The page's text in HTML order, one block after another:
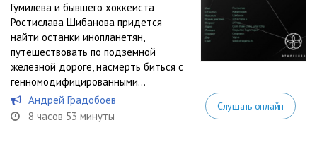
Гумилева и бывшего хоккеиста
Ростислава Шибанова придется
найти останки инопланетян,
путешествовать по подземной
железной дороге, насмерть биться с
генномодифицированными...
Андрей Градобоев
8 часов 53 минуты
Слушать онлайн